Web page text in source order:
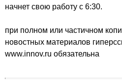
начнет свою работу с 6:30.
при полном или частичном
новостных материалов
www.innov.ru обязательна